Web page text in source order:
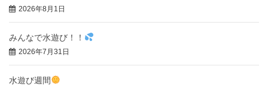
2026年8月1日
みんなで水遊び！！
2026年7月31日
水遊び週間